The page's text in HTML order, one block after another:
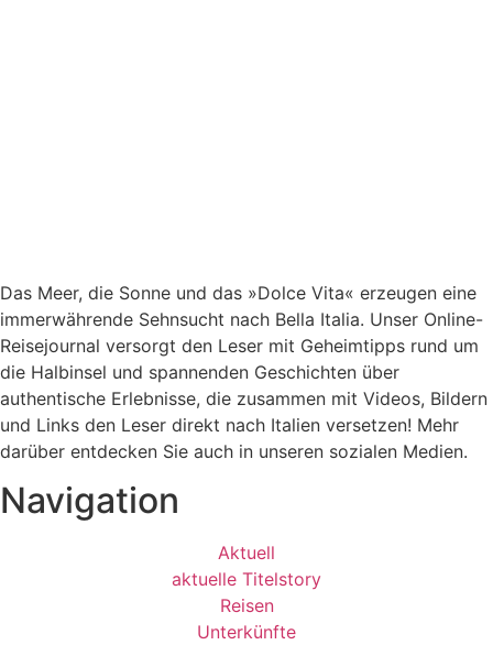
Das Meer, die Sonne und das »Dolce Vita« erzeugen eine
immerwährende Sehnsucht nach Bella Italia. Unser Online-
Reisejournal versorgt den Leser mit Geheimtipps rund um
die Halbinsel und spannenden Geschichten über
authentische Erlebnisse, die zusammen mit Videos, Bildern
und Links den Leser direkt nach Italien versetzen! Mehr
darüber entdecken Sie auch in unseren sozialen Medien.
Navigation
Aktuell
aktuelle Titelstory
Reisen
Unterkünfte